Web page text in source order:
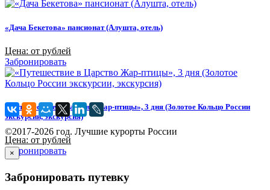
«Дача Бекетова» пансионат (Алушта, отель)
Цена: от рублей
Забронировать
«Путешествие в Царство Жар-птицы», 3 дня (Золотое Кольцо России
экскурсии, экскурсия)
Цена: от рублей
Забронировать
©2017-2026 год. Лучшие курорты России
×
Забронировать путевку